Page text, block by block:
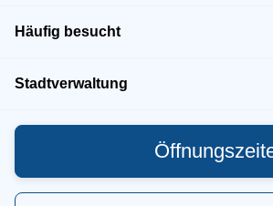
Häufig besucht
Stadtverwaltung